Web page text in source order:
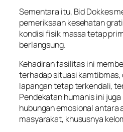
Sementara itu, Bid Dokkes
pemeriksaan kesehatan
kondisi fisik massa tetap
berlangsung.
Kehadiran fasilitas ini
terhadap situasi kamtibmas,
lapangan tetap terkendali,
Pendekatan humanis ini
hubungan emosional antara
masyarakat, khususnya